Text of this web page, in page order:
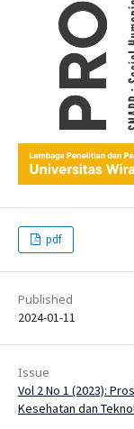
pdf
Published
2024-01-11
Issue
Vol 2 No 1 (2023):
Kesehatan dan